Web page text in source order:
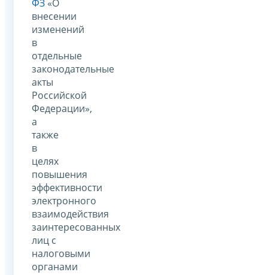
ФЗ «О
внесении
изменений
в
отдельные
законодательные
акты
Российской
Федерации»,
а
также
в
целях
повышения
эффективности
электронного
взаимодействия
заинтересованных
лиц с
налоговыми
органами